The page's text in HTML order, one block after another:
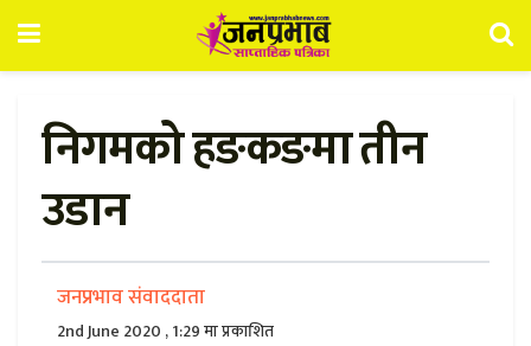
निगमको हङकङमा तीन
उडान
जनप्रभाव संवाददाता
2nd June 2020 , 1:29 मा प्रकाशित